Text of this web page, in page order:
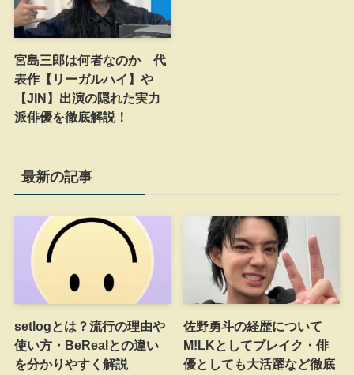
宮島三郎は何者なのか 代
表作【リーガルハイ】や
【JIN】出演の隠れた実力
派俳優を徹底解説！
最新の記事
setlogとは？流行の理由や
使い方・BeRealとの違い
を分かりやすく解説
佐野勇斗の経歴について
M!LKとしてブレイク・俳
優としても大活躍など徹底